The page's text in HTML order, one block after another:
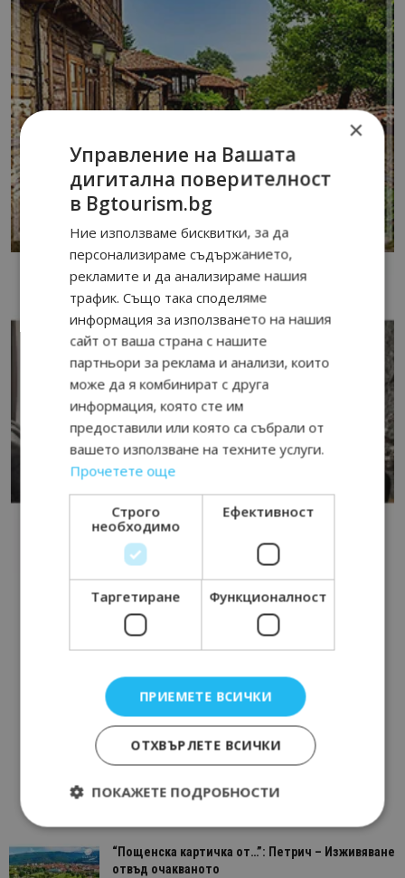
“Пощенска картичка от…”: Петрич – Изживяване
отвъд очакваното
×
Управление на Вашата
дигитална поверителност
в Bgtourism.bg
Ние използваме бисквитки, за да
персонализираме съдържанието,
рекламите и да анализираме нашия
трафик. Също така споделяме
информация за използването на нашия
сайт от ваша страна с нашите
партньори за реклама и анализи, които
може да я комбинират с друга
информация, която сте им
предоставили или която са събрали от
вашето използване на техните услуги.
Прочетете още
Строго
необходимо
Ефективност
Таргетиране Функционалност
ПРИЕМЕТЕ ВСИЧКИ
ОТХВЪРЛЕТЕ ВСИЧКИ
ПОКАЖЕТЕ ПОДРОБНОСТИ
Строго необходимо
Ефективност